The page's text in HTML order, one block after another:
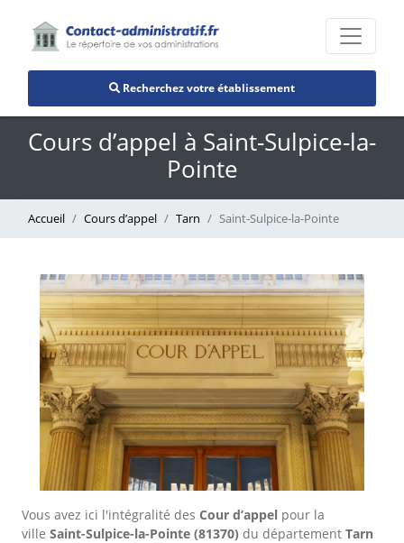
Recherchez votre établissement
Cours d’appel à Saint-Sulpice-la-
Pointe
Accueil Cours d’appel Tarn Saint-Sulpice-la-Pointe
Vous avez ici l'intégralité des Cour d’appel pour la
ville Saint-Sulpice-la-Pointe (81370) du département Tarn